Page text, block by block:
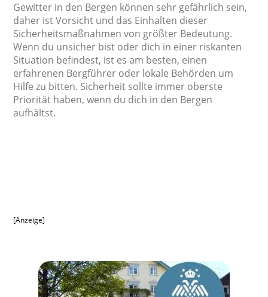
Gewitter in den Bergen können sehr gefährlich sein,
daher ist Vorsicht und das Einhalten dieser
Sicherheitsmaßnahmen von größter Bedeutung.
Wenn du unsicher bist oder dich in einer riskanten
Situation befindest, ist es am besten, einen
erfahrenen Bergführer oder lokale Behörden um
Hilfe zu bitten. Sicherheit sollte immer oberste
Priorität haben, wenn du dich in den Bergen
aufhältst.
[Anzeige]